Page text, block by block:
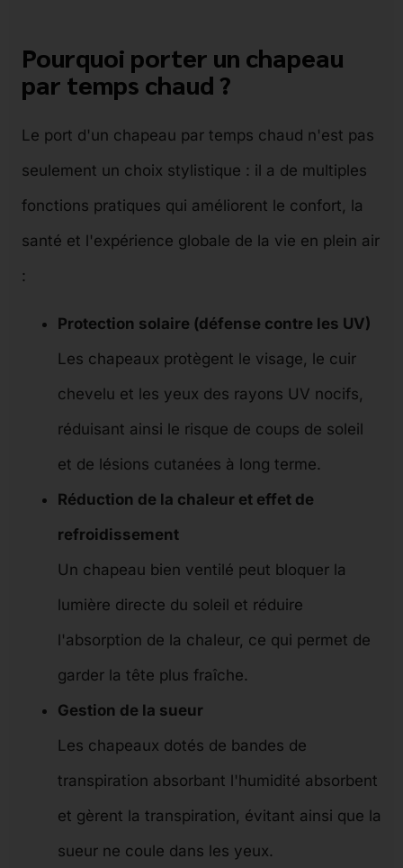
Pourquoi porter un chapeau
par temps chaud ?
Le port d'un chapeau par temps chaud n'est pas
seulement un choix stylistique : il a de multiples
fonctions pratiques qui améliorent le confort, la
santé et l'expérience globale de la vie en plein air
:
Protection solaire (défense contre les UV)
Les chapeaux protègent le visage, le cuir
chevelu et les yeux des rayons UV nocifs,
réduisant ainsi le risque de coups de soleil
et de lésions cutanées à long terme.
Réduction de la chaleur et effet de
refroidissement
Un chapeau bien ventilé peut bloquer la
lumière directe du soleil et réduire
l'absorption de la chaleur, ce qui permet de
garder la tête plus fraîche.
Gestion de la sueur
Les chapeaux dotés de bandes de
transpiration absorbant l'humidité absorbent
et gèrent la transpiration, évitant ainsi que la
sueur ne coule dans les yeux.